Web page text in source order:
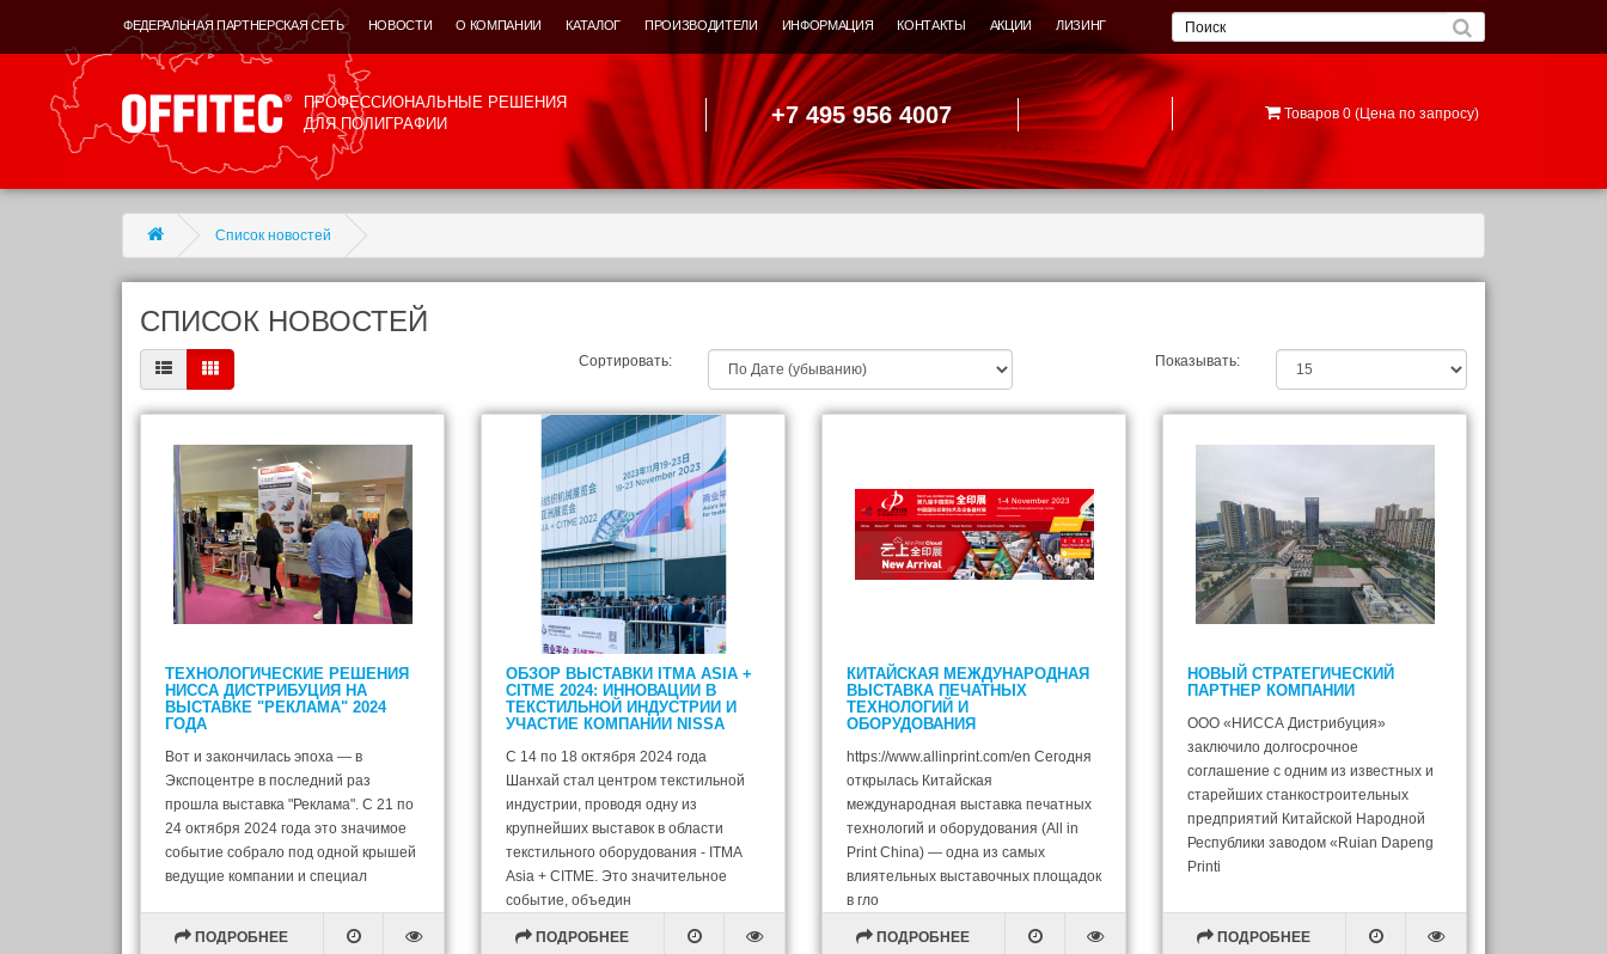
ФЕДЕРАЛЬНАЯ ПАРТНЕРСКАЯ СЕТЬ НОВОСТИ О КОМПАНИИ КАТАЛОГ ПРОИЗВОДИТЕЛИ ИНФОРМАЦИЯ КОНТАКТЫ АКЦИИ ЛИЗИНГ
ПРОФЕССИОНАЛЬНЫЕ РЕШЕНИЯ
ДЛЯ ПОЛИГРАФИИ
+7 495 956 4007 Товаров 0 (Цена по запросу)
Список новостей
СПИСОК НОВОСТЕЙ
Сортировать: Показывать:
ТЕХНОЛОГИЧЕСКИЕ РЕШЕНИЯ
НИССА ДИСТРИБУЦИЯ НА
ВЫСТАВКЕ "РЕКЛАМА" 2024
ГОДА
Вот и закончилась эпоха — в
Экспоцентре в последний раз
прошла выставка "Реклама". С 21 по
24 октября 2024 года это значимое
событие собрало под одной крышей
ведущие компании и специал
ПОДРОБНЕЕ
ОБЗОР ВЫСТАВКИ ITMA ASIA +
CITME 2024: ИННОВАЦИИ В
ТЕКСТИЛЬНОЙ ИНДУСТРИИ И
УЧАСТИЕ КОМПАНИИ NISSA
С 14 по 18 октября 2024 года
Шанхай стал центром текстильной
индустрии, проводя одну из
крупнейших выставок в области
текстильного оборудования - ITMA
Asia + CITME. Это значительное
событие, объедин
ПОДРОБНЕЕ
КИТАЙСКАЯ МЕЖДУНАРОДНАЯ
ВЫСТАВКА ПЕЧАТНЫХ
ТЕХНОЛОГИЙ И
ОБОРУДОВАНИЯ
https://www.allinprint.com/en Сегодня
открылась Китайская
международная выставка печатных
технологий и оборудования (All in
Print China) — одна из самых
влиятельных выставочных площадок
в гло
ПОДРОБНЕЕ
НОВЫЙ СТРАТЕГИЧЕСКИЙ
ПАРТНЕР КОМПАНИИ
ООО «НИССА Дистрибуция»
заключило долгосрочное
соглашение с одним из известных и
старейших станкостроительных
предприятий Китайской Народной
Республики заводом «Ruian Dapeng
Printi
ПОДРОБНЕЕ